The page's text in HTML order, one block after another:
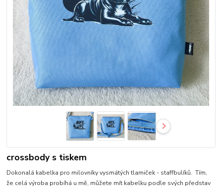
crossbody s tiskem
Dokonalá kabelka pro milovníky vysmátých tlamiček - staffbulíků. Tím,
že celá výroba probíhá u mě, můžete mít kabelku podle svých představ